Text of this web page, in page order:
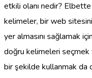
etkili olanı nedir?
kelimeler, bir web
yer almasını sağlamak
doğru kelimeleri seçmek
bir şekilde kullanmak da